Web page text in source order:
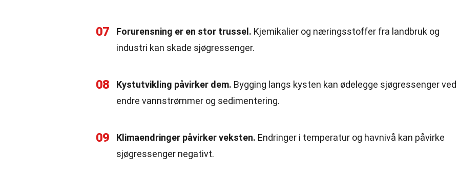
07 Forurensning er en stor trussel. Kjemikalier og næringsstoffer fra landbruk og
industri kan skade sjøgressenger.
08 Kystutvikling påvirker dem. Bygging langs kysten kan ødelegge sjøgressenger ved
endre vannstrømmer og sedimentering.
09 Klimaendringer påvirker veksten. Endringer i temperatur og havnivå kan påvirke
sjøgressenger negativt.